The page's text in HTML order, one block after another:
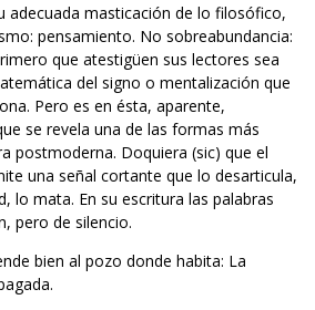
adecuada masticación de lo filosófico,
pensamiento. No sobreabundancia:
que atestigüen sus lectores sea
del signo o mentalización que
Pero es en ésta, aparente,
se revela una de las formas más
postmoderna. Doquiera (sic) que el
una señal cortante que lo desarticula,
lo mata. En su escritura las palabras
pero de silencio.
bien al pozo donde habita: La